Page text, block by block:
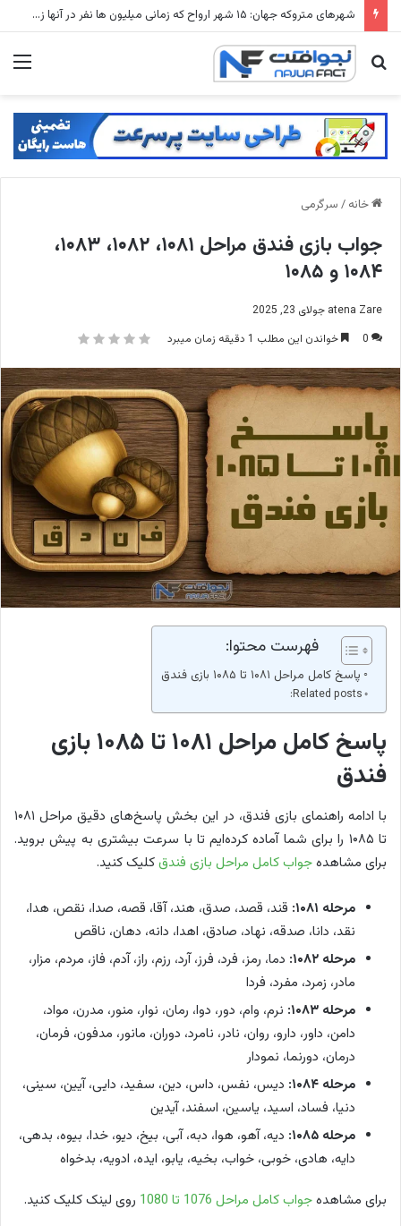
شهرهای متروکه جهان: ۱۵ شهر ارواح که زمانی میلیون ها نفر در آنها زندگی می کردند
جستجو
خانه / سرگرمی
جواب بازی فندق مراحل ۱۰۸۱، ۱۰۸۲، ۱۰۸۳،
۱۰۸۴ و ۱۰۸۵
atena Zare جولای 23, 2025
0
خواندن این مطلب 1 دقیقه زمان میبرد
فهرست محتوا:
پاسخ کامل مراحل ۱۰۸۱ تا ۱۰۸۵ بازی فندق
Related posts:
پاسخ کامل مراحل ۱۰۸۱ تا ۱۰۸۵ بازی
فندق
با ادامه راهنمای بازی فندق، در این بخش پاسخ‌های دقیق مراحل ۱۰۸۱
تا ۱۰۸۵ را برای شما آماده کرده‌ایم تا با سرعت بیشتری به پیش بروید.
برای مشاهدهجواب کامل مراحل بازی فندقکلیک کنید.
مرحله ۱۰۸۱:
قند، قصد، صدق، هند، آقا، قصه، صدا، نقص، هدا،
نقد، دانا، صدقه، نهاد، صادق، اهدا، دانه، دهان، ناقص
مرحله ۱۰۸۲:
دما، رمز، فرد، فرز، آرد، رزم، راز، آدم، فاز، مردم، مزار،
مادر، زمرد، مفرد، فردا
مرحله ۱۰۸۳:
نرم، وام، دور، دوا، رمان، نوار، منور، مدرن، مواد،
دامن، داور، دارو، روان، نادر، نامرد، دوران، مانور، مدفون، فرمان،
درمان، دورنما، نمودار
مرحله ۱۰۸۴:
دیس، نفس، داس، دین، سفید، دایی، آیین، سینی،
دنیا، فساد، اسید، یاسین، اسفند، آیدین
مرحله ۱۰۸۵:
دیه، آهو، هوا، دبه، آبی، بیخ، دیو، خدا، بیوه، بدهی،
دایه، هادی، خوبی، خواب، بخیه، یابو، ایده، ادویه، بدخواه
برای مشاهدهجواب کامل مراحل 1076 تا 1080 روی لینک کلیک کنید.